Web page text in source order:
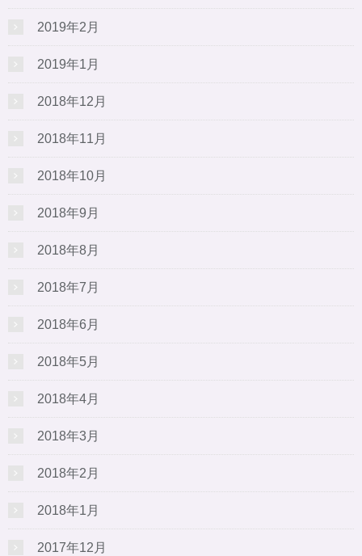
2019年2月
2019年1月
2018年12月
2018年11月
2018年10月
2018年9月
2018年8月
2018年7月
2018年6月
2018年5月
2018年4月
2018年3月
2018年2月
2018年1月
2017年12月